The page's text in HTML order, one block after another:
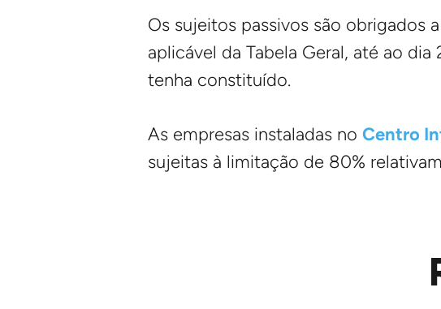
Os sujeitos passivos são obrigados
aplicável da Tabela Geral, até ao
tenha constituído.
As empresas instaladas no Centro
sujeitas à limitação de 80%